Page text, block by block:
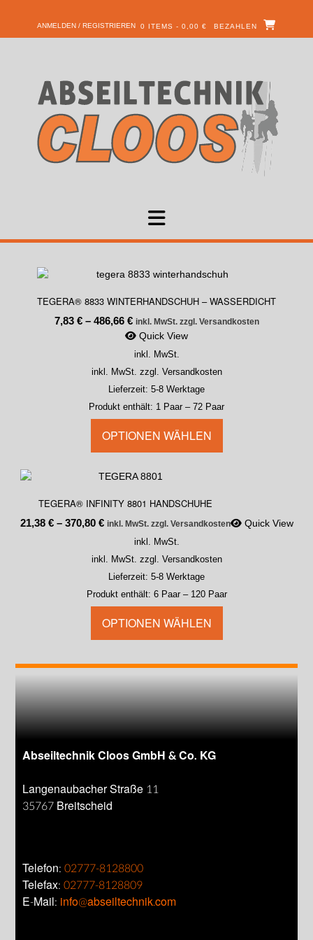
ANMELDEN / REGISTRIEREN 0 ITEMS - 0,00 € BEZAHLEN
TEGERA® 8833 WINTERHANDSCHUH – WASSERDICHT
7,83 €– 486,66 € inkl. MwSt. zzgl. Versandkosten
Quick View
inkl. MwSt.
inkl. MwSt. zzgl. Versandkosten
Lieferzeit: 5-8 Werktage
Produkt enthält: 1 Paar – 72 Paar
OPTIONEN WÄHLEN
TEGERA® INFINITY 8801 HANDSCHUHE
21,38 €– 370,80 € inkl. MwSt. zzgl. Versandkosten Quick View
inkl. MwSt.
inkl. MwSt. zzgl. Versandkosten
Lieferzeit: 5-8 Werktage
Produkt enthält: 6 Paar– 120 Paar
OPTIONEN WÄHLEN
Abseiltechnik Cloos GmbH & Co. KG
Langenaubacher Straße 11
35767 Breitscheid
Telefon:02777-8128800
Telefax:02777-8128809
E-Mail: info@abseiltechnik.com